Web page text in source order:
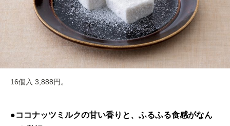
16個入 3,888円。
●ココナッツミルクの甘い香りと、ふるふる食感がなん